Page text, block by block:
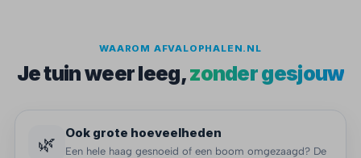
WAAROM AFVALOPHALEN.NL
Je tuin weer leeg,zonder gesjouw
🌿 Ook grote hoeveelheden
Een hele haag gesnoeid of een boom omgezaagd? De